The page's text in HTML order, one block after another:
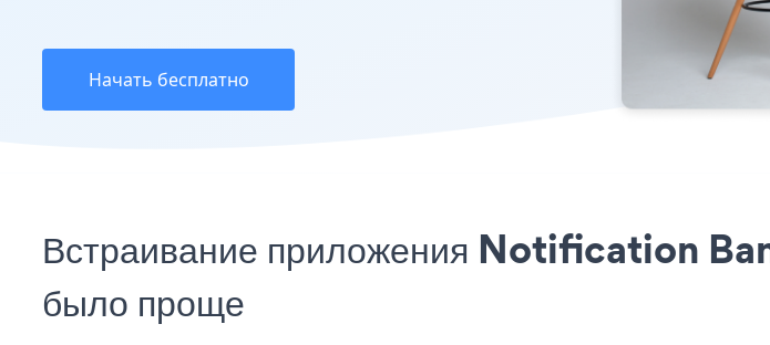
Начать бесплатно
Встраивание приложения Notification
было проще